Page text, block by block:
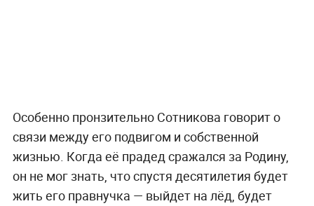
Особенно пронзительно Сотникова говорит о
связи между его подвигом и собственной
жизнью. Когда её прадед сражался за Родину,
он не мог знать, что спустя десятилетия будет
жить его правнучка — выйдет на лёд, будет